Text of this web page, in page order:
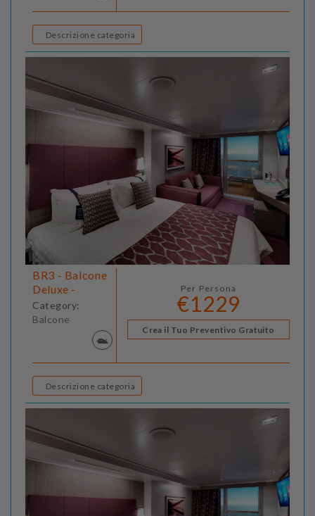
Descrizione categoria
BR3 - Balcone
Deluxe -
Category:
Balcone
Per Persona
€1229
Crea il Tuo Preventivo Gratuito
Descrizione categoria